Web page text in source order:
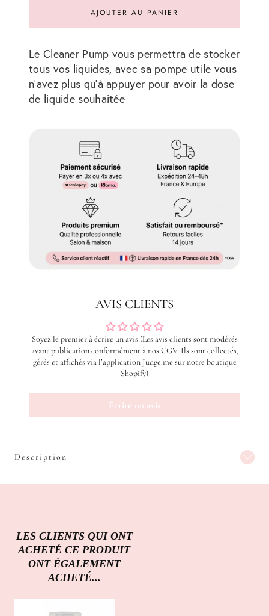
AJOUTER AU PANIER
Le Cleaner Pump vous permettra de stocker
tous vos liquides, avec sa pompe utile vous
n'avez plus qu'à appuyer pour avoir la dose
de liquide souhaitée
AVIS CLIENTS
Soyez le premier à écrire un avis (Les avis clients sont modérés
avant publication conformément à nos CGV. Ils sont collectés,
gérés et affichés via l’application Judge.me sur notre boutique
Shopify)
Écrire un avis
Description
LES CLIENTS QUI ONT
ACHETÉ CE PRODUIT
ONT ÉGALEMENT
ACHETÉ...